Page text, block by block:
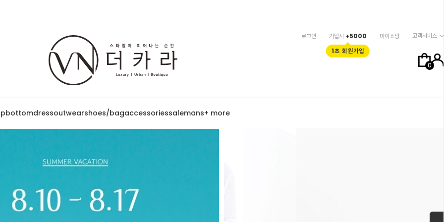
0
로그인 가입시 +5000
1초 회원가입
마이쇼핑 고객서비스
bottomdressoutwearshoes/bagaccessoriessalemans+ more